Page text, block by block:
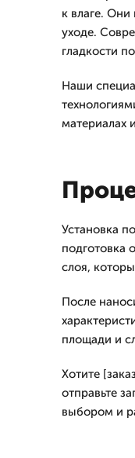
к влаге. Они
уходе.
гладкости
Наши
материалах
Установка
подготовка
слоя,
После
площади и
Хотите
отправьте
выбором и